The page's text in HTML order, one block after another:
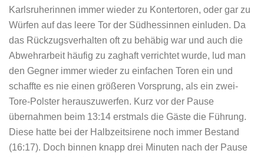
Karlsruherinnen immer wieder zu Kontertoren, oder gar zu
Würfen auf das leere Tor der Südhessinnen einluden. Da
das Rückzugsverhalten oft zu behäbig war und auch die
Abwehrarbeit häufig zu zaghaft verrichtet wurde, lud man
den Gegner immer wieder zu einfachen Toren ein und
schaffte es nie einen größeren Vorsprung, als ein zwei-
Tore-Polster herauszuwerfen. Kurz vor der Pause
übernahmen beim 13:14 erstmals die Gäste die Führung.
Diese hatte bei der Halbzeitsirene noch immer Bestand
(16:17). Doch binnen knapp drei Minuten nach der Pause